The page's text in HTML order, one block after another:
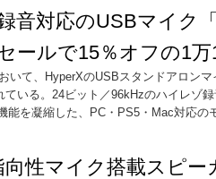
音対応のUSBマイク
ールで15％オフの1万
いて、HyperXのUSBスタンドアロン
ている。24ビット／96kHzのハイレゾ
能を凝縮した、PC・PS5・Mac対応の
向性マイク搭載スピー